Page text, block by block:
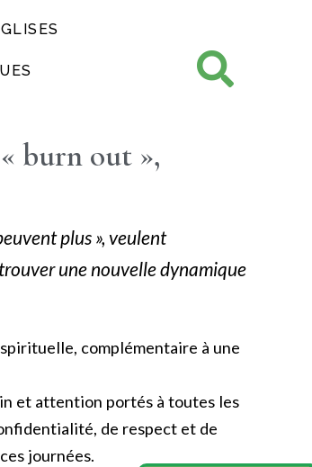
burn out »,
plus », veulent
une nouvelle dynamique
complémentaire à une
et attention portés à toutes les
de respect et de
journées.